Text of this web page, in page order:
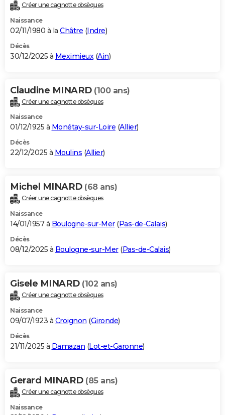
Créer une cagnotte obsèques
Naissance
02/11/1980 à la Châtre (Indre)
Décès
30/12/2025 à Meximieux (Ain)
Claudine MINARD (100 ans)
Créer une cagnotte obsèques
Naissance
01/12/1925 à Monétay-sur-Loire (Allier)
Décès
22/12/2025 à Moulins (Allier)
Michel MINARD (68 ans)
Créer une cagnotte obsèques
Naissance
14/01/1957 à Boulogne-sur-Mer(Pas-de-Calais)
Décès
08/12/2025 à Boulogne-sur-Mer(Pas-de-Calais)
Gisele MINARD (102 ans)
Créer une cagnotte obsèques
Naissance
09/07/1923 à Croignon (Gironde)
Décès
21/11/2025 à Damazan (Lot-et-Garonne)
Gerard MINARD (85 ans)
Créer une cagnotte obsèques
Naissance